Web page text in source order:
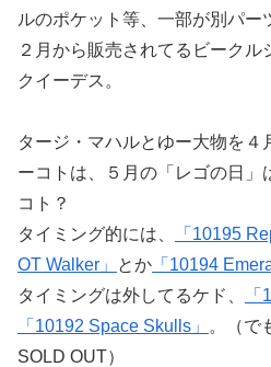
ルのポケット等、一部が別パー
２月から販売されてるビークル
クイーデス。
タージ・マハルとゆー大物を４
ーコトは、５月の「レゴの日」
コト？
タイミング的には、
「10195
OT Walker」
とか 「10194
タイミングは外してるケド、
「10192 Space Skulls」
。（で
SOLD OUT）